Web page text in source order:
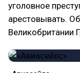
уголовное
арестовывать.
Великобритании